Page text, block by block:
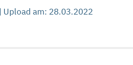
Upload am: 28.03.2022